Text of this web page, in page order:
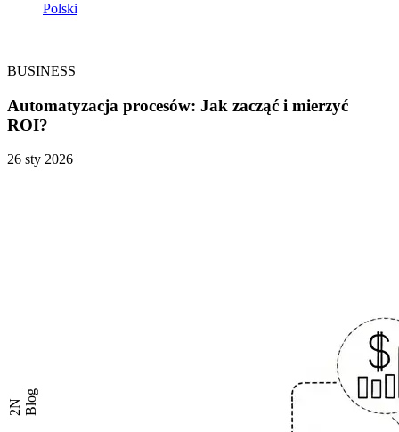
Polski
2N Blog
BUSINESS
Automatyzacja procesów: Jak zacząć i mierzyć
ROI?
26 sty 2026